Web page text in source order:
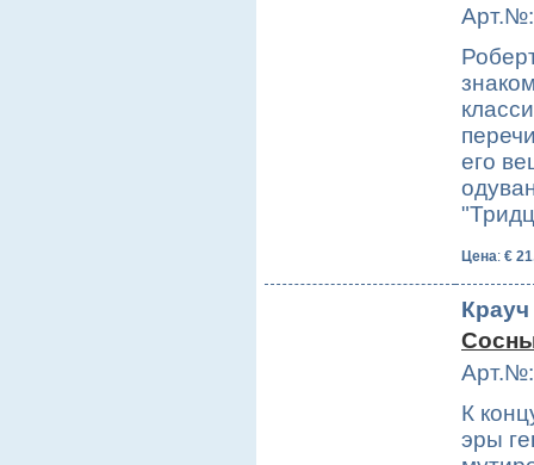
его
Цена: €
К
эры